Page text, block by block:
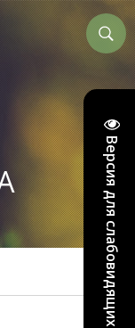
Версия для слабовидящих